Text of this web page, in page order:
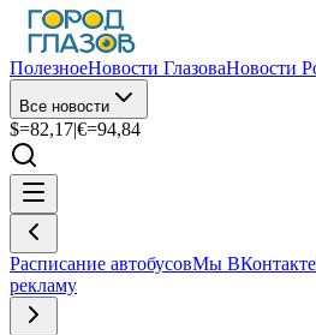
ПолезноеНовости ГлазоваНовости
Все новости
$=82,17|€=94,84
Расписание автобусовМы ВКонтакте
рекламу